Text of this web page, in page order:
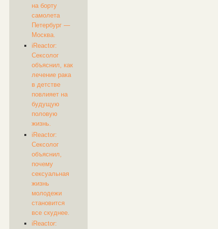
на борту
самолета
Петербург —
Москва.
iReactor:
Сексолог
объяснил, как
лечение рака
в детстве
повлияет на
будущую
половую
жизнь.
iReactor:
Сексолог
объяснил,
почему
сексуальная
жизнь
молодежи
становится
все скуднее.
iReactor: